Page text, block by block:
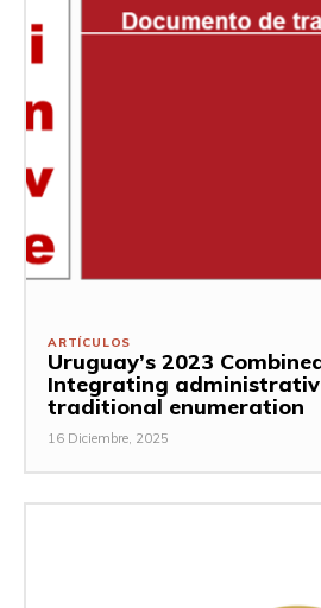
ARTÍCULOS
Uruguay’s 2023
Integrating
traditional enumeration
16 Diciembre, 2025